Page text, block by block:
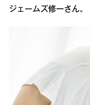
ジェームズ修一さん。